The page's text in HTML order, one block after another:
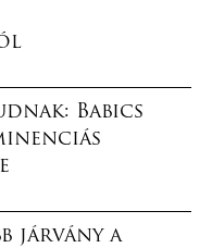
Babics
járvány a